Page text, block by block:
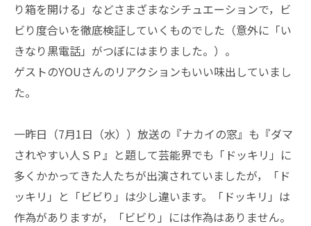
り箱を開ける」などさまざまなシチュエーションで，ビ
ビり度合いを徹底検証していくものでした（意外に「い
きなり黒電話」がつぼにはまりました。）。
ゲストのYOUさんのリアクションもいい味出していまし
た。
一昨日（7月1日（水））放送の『ナカイの窓』も『ダマ
されやすい人ＳＰ』と題して芸能界でも「ドッキリ」に
多くかかってきた人たちが出演されていましたが，「ド
ッキリ」と「ビビり」は少し違います。「ドッキリ」は
作為がありますが，「ビビり」には作為はありません。